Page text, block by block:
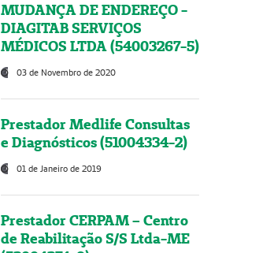
MUDANÇA DE ENDEREÇO -
DIAGITAB SERVIÇOS
MÉDICOS LTDA (54003267-5)
03 de Novembro de 2020
Prestador Medlife Consultas
e Diagnósticos (51004334-2)
01 de Janeiro de 2019
Prestador CERPAM – Centro
de Reabilitação S/S Ltda-ME